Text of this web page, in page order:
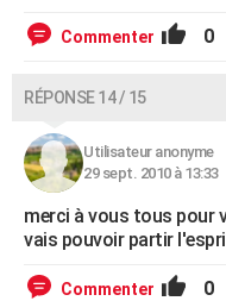
Commenter 0
RÉPONSE 14 / 15
Utilisateur anonyme
29 sept. 2010 à 13:33
merci à vous tous pour
vais pouvoir partir
Commenter 0